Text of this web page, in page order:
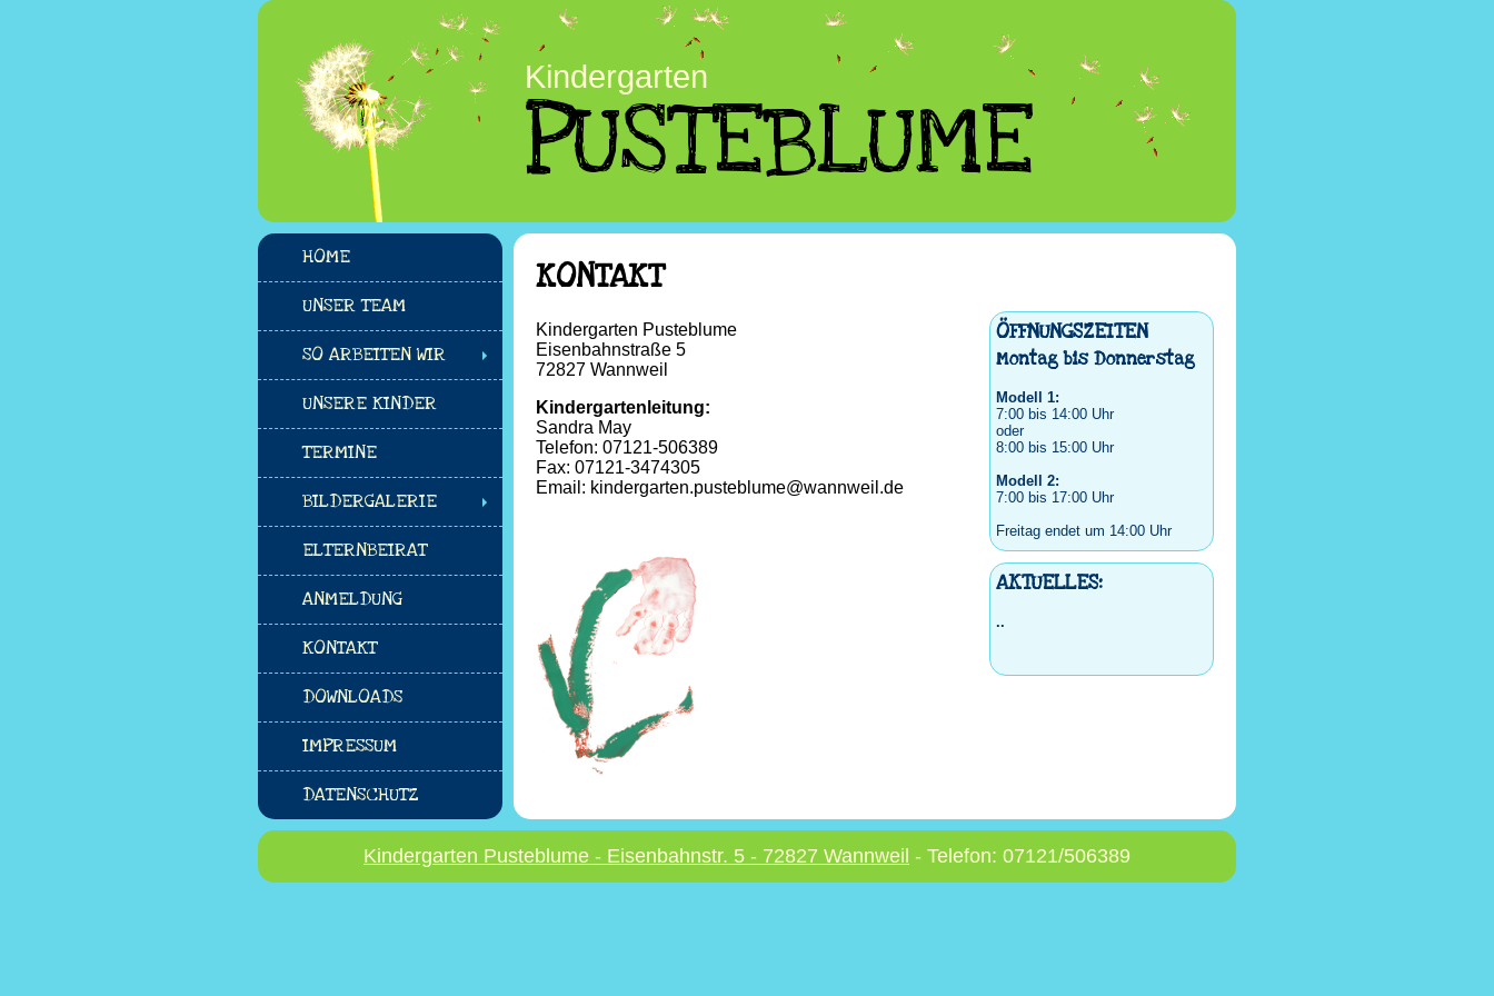
Kindergarten
PUSTEBLUME
HOME
UNSER TEAM
SO ARBEITEN WIR
UNSERE KINDER
TERMINE
BILDERGALERIE
ELTERNBEIRAT
ANMELDUNG
KONTAKT
DOWNLOADS
IMPRESSUM
DATENSCHUTZ
ÖFFNUNGSZEITEN
Montag bis Donnerstag
Modell 1:
7:00 bis 14:00 Uhr
oder
8:00 bis 15:00 Uhr
Modell 2:
7:00 bis 17:00 Uhr
Freitag endet um 14:00 Uhr
AKTUELLES:
..
KONTAKT
Kindergarten Pusteblume
Eisenbahnstraße 5
72827 Wannweil
Kindergartenleitung:
Sandra May
Telefon: 07121-506389
Fax: 07121-3474305
Email: kindergarten.pusteblume@wannweil.de
Kindergarten Pusteblume - Eisenbahnstr. 5 - 72827 Wannweil - Telefon: 07121/506389